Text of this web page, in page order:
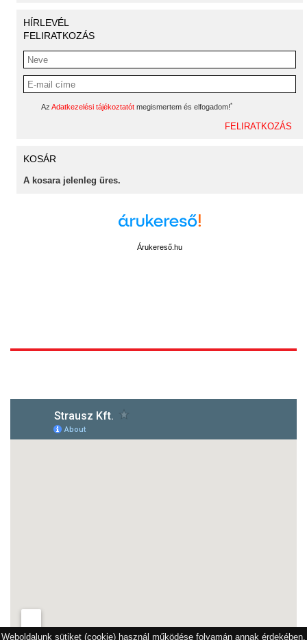
Weboldalunk sütiket (cookie) használ működése folyamán annak érdekében,
HÍRLEVÉL
FELIRATKOZÁS
Az Adatkezelési tájékoztatót megismertem és elfogadom!*
KOSÁR
A kosara jelenleg üres.
Árukereső.hu